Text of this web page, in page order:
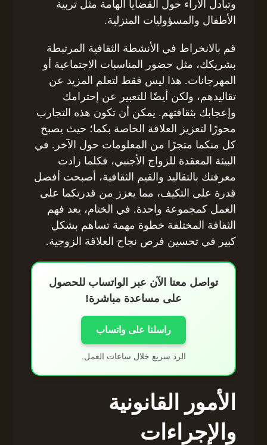
وتبادل الآراء حول القضايا الهامة مثل تربية
الأطفال والمسؤوليات المنزلية.
قم بالانخراط في الأنشطة الثقافية المرتبطة
بشريكك، مثل حضور المناسبات الاجتماعية أو
المهرجانات. هذا ليس فقط لتعلم المزيد عن
تقاليدهم، ولكن أيضًا للتعبير عن إحترامك
وإعجابك بثقافتهم. يمكن أن تكون هذه التجارب
محورًا لتعزيز العلاقة الخاصة بكما؛ حيث يصبح
كل منكما متجرًا من المعلومات حول الآخر. في
البيئة المعقدة للزواج الأجنبي، فكلما زادت
معرفتك بالتقاليد والقيم الثقافية، أصبحت أفضل
قدرة على التكيف، مما يعزز من قدرتكما على
العمل كمجموعة واحدة. في الختام، يعد فهم
الثقافة المختلفة خطوة مهمة تساهم بشكل
كبير في تحسين فرص نجاح العلاقة الزوجية.
تواصل معنا الآن عبر الواتساب للحصول
على مساعدة مباشرة!
راسلنا على واتساب
الرد سريع خلال ساعات العمل.
الأمور القانونية
والإجراءات